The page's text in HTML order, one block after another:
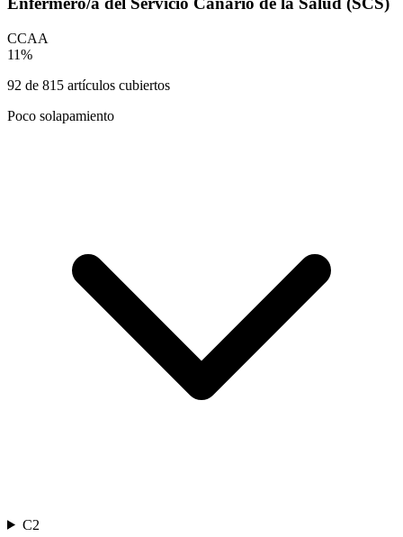
CCAA
11%
92 de 815 artículos cubiertos
Poco solapamiento
C2